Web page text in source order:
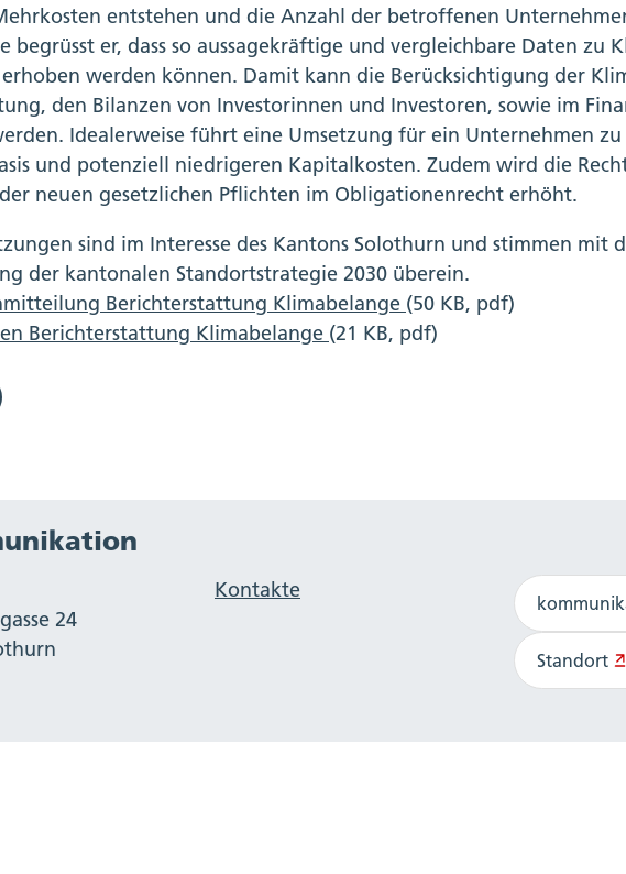
entstehen und die Anzahl der betroffenen
begrüsst er, dass so aussagekräftige und vergleichbare Daten zu
werden können. Damit kann die Berücksichtigung der
den Bilanzen von Investorinnen und Investoren, sowie im
Idealerweise führt eine Umsetzung für ein Unternehmen
und potenziell niedrigeren Kapitalkosten. Zudem wird die
neuen gesetzlichen Pflichten im Obligationenrecht erhöht.
sind im Interesse des Kantons Solothurn und stimmen mit
der kantonalen Standortstrategie 2030 überein.
Berichterstattung Klimabelange (50 KB, pdf)
Berichterstattung Klimabelange (21 KB, pdf)
24
Kontakte
Standort